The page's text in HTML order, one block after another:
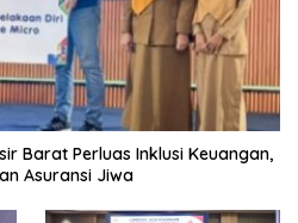
Barat Perluas Inklusi Keuangan,
Asuransi Jiwa